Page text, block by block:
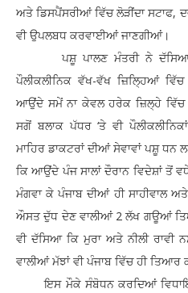
ਅਤੇ ਡਿਸਪੈਂਸਰੀਆਂ ਵਿੱਚ ਲੋੜੀਂਦਾ
ਵੀ ਉਪਲਬਧ ਕਰਵਾਈਆਂ ਜਾਣਗੀਆਂ।
ਪਸ਼ੂ ਪਾਲਣ ਮੰਤਰੀ ਨੇ ਦੱਸਿਆ
ਪੌਲੀਕਲੀਨਿਕ ਵੱਖ-ਵੱਖ ਜ਼ਿਲ੍ਹਿਆਂ
ਆਉਂਦੇ ਸਮੇਂ ਨਾ ਕੇਵਲ ਹਰੇਕ ਜ਼ਿਲ੍ਹੇ ਵਿੱਚ
ਸਗੋਂ ਬਲਾਕ ਪੱਧਰ ‘ਤੇ ਵੀ
ਮਾਹਿਰ ਡਾਕਟਰਾਂ ਦੀਆਂ ਸੇਵਾਵਾਂ ਪਸ਼ੂ
ਕਿ ਆਉਂਦੇ ਪੰਜ ਸਾਲਾਂ ਦੌਰਾਨ ਵਿਦੇਸ਼ਾਂ ਤੋਂ
ਮੰਗਵਾ ਕੇ ਪੰਜਾਬ ਦੀਆਂ ਹੀ ਸਾਹੀਵਾਲ
ਔਸਤ ਦੁੱਧ ਦੇਣ ਵਾਲੀਆਂ 2 ਲੱਖ ਗਊਆਂ
ਵੀ ਦੱਸਿਆ ਕਿ ਮੁਰਾ ਅਤੇ ਨੀਲੀ
ਵਾਲੀਆਂ ਮੱਝਾਂ ਵੀ ਪੰਜਾਬ ਵਿੱਚ ਹੀ
ਇਸ ਮੌਕੇ ਸੰਬੋਧਨ ਕਰਦਿਆਂ ਵਿਧਾਇਕ